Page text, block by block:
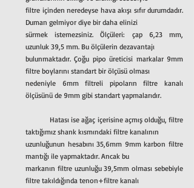
filtre içinden neredeyse hava akışı sıfır durumdadır.
Duman gelmiyor diye bir daha elinizi
sürmek istemezsiniz. Ölçüleri: çap 6,23 mm,
uzunluk 39,5 mm. Bu ölçülerin dezavantajı
bulunmaktadır. Çoğu pipo üreticisi markalar 9mm
filtre boylarını standart bir ölçüsü olması
nedeniyle 6mm filtreli pipoların filtre kanalı
ölçüsünü de 9mm gibi standart yapmalarıdır.
taktığımız shank kısmındaki filtre kanalının
uzunluğunun hesabını 35,6mm 9mm karbon filtre
mantığı ile yapmaktadır. Ancak bu
markanın filtre uzunluğu 39,5mm olması sebebiyle
filtre takıldığında tenon+filtre kanalı